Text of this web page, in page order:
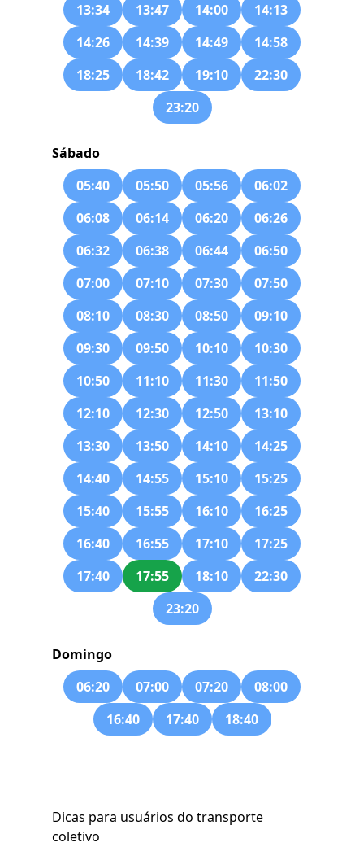
13:34
13:47 14:00
14:13
14:26
14:39 14:49
14:58
18:25
18:42 19:10
22:30
23:20
Sábado
05:40
05:50 05:56
06:02
06:08
06:14 06:20
06:26
06:32
06:38 06:44
06:50
07:00
07:10 07:30
07:50
08:10
08:30 08:50
09:10
09:30
09:50 10:10
10:30
10:50
11:10 11:30
11:50
12:10
12:30 12:50
13:10
13:30
13:50 14:10
14:25
14:40
14:55 15:10
15:25
15:40
15:55 16:10
16:25
16:40
16:55 17:10
17:25
17:40
17:55 18:10
22:30
23:20
Domingo
06:20
07:00 07:20
08:00
16:40
17:40 18:40
Dicas para usuários do transporte
coletivo